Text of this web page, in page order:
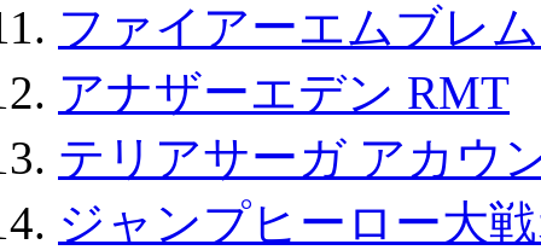
ファイアーエムブレ
アナザーエデン RMT
テリアサーガ アカウ
ジャンプヒーロー大